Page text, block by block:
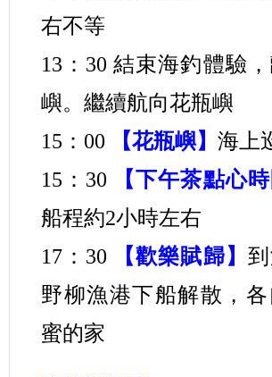
右不等
13：30 結束海釣體驗
嶼。繼續航向花瓶嶼
15：00
【花瓶嶼】 海上
15：30
【下午茶點心時
船程約2小時左右
17：30
【歡樂賦歸】
野柳漁港下船解散，
蜜的家